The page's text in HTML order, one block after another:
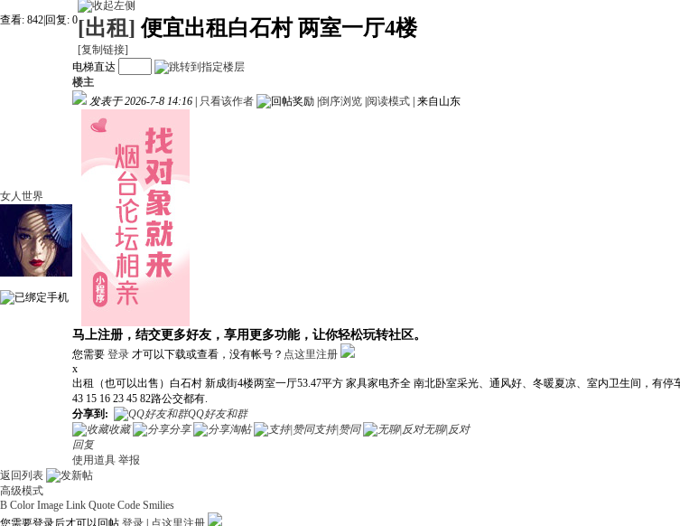
查看: 842 回复: 0[出租] 便宜出租白石村 两室一厅4楼
[复制链接]
女人世界
电梯直达
楼主
发表于 2026-7-8 14:16
只看该作者 倒序浏览 阅读模式 来自山东
马上注册，结交更多好友，享用更多功能，让你轻松玩转社区。
您需要 登录 才可以下载或查看，没有帐号？ 点这里注册
x
出租（也可以出售）白石村 新成街4楼两室一厅53.47平方 家具家电齐全 南北卧室采光、通风好、冬暖夏凉、室内卫生间，有
43 15 16 23 45 82路公交都有.
分享到:
QQ好友和群
收藏
分享 淘帖 支持|赞同
无聊|反对
回复
使用道具 举报
返回列表
高级模式
B Color Image Link Quote Code Smilies
您需要登录后才可以回帖 登录 点这里注册